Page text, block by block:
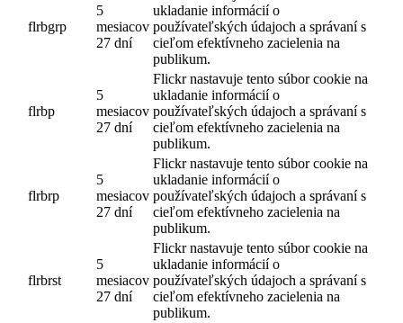
flrbgrp
5
mesiacov
27 dní
ukladanie informácií o
používateľských údajoch a správaní s
cieľom efektívneho zacielenia na
publikum.
flrbp
5
mesiacov
27 dní
Flickr nastavuje tento súbor cookie na
ukladanie informácií o
používateľských údajoch a správaní s
cieľom efektívneho zacielenia na
publikum.
flrbrp
5
mesiacov
27 dní
Flickr nastavuje tento súbor cookie na
ukladanie informácií o
používateľských údajoch a správaní s
cieľom efektívneho zacielenia na
publikum.
flrbrst
5
mesiacov
27 dní
Flickr nastavuje tento súbor cookie na
ukladanie informácií o
používateľských údajoch a správaní s
cieľom efektívneho zacielenia na
publikum.